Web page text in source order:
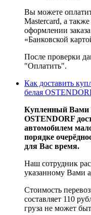
Вы можете
Mastercard, а
оформлении
«Банковской
После проверки
"Оплатить".
Как доставить
белая
Купленный Вами
OSTENDORF
автомобилем
порядке
для Вас время.
Наш сотрудник
указанному Вами
Стоимость
составляет 110
груза не может